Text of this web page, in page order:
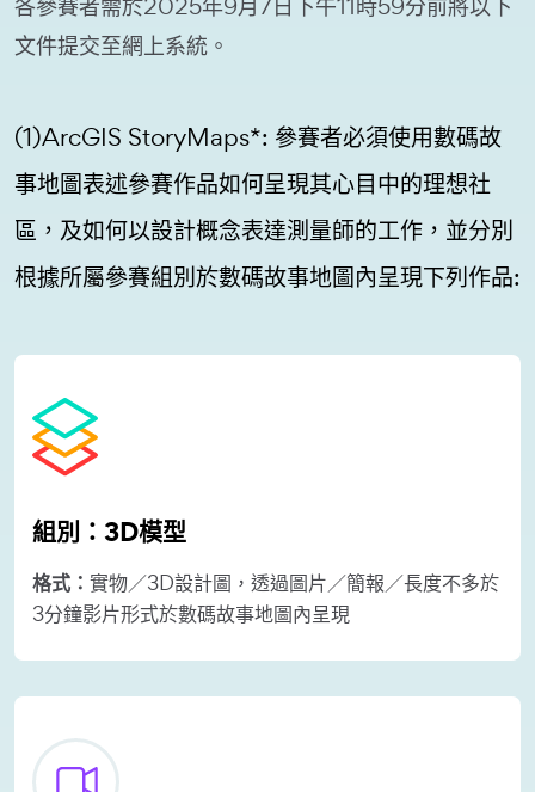
文件提交至網上系統。
(1)ArcGIS StoryMaps*: 參賽者必須使用數碼故
事地圖表述參賽作品如何呈現其心目中的理想社
區，及如何以設計概念表達測量師的工作，並分別
根據所屬參賽組別於數碼故事地圖內呈現下列作品:
組別： 3D模型
格式： 實物／3D設計圖，透過圖片／簡報／長度不多於
3分鐘影片形式於數碼故事地圖內呈現